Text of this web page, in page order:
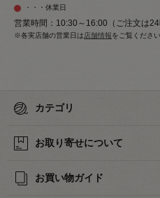
・・・休業日
営業時間：10:30～16:00（ご注文は24
※各実店舗の営業日は店舗情報をご覧ください
カテゴリ
お取り寄せについて
お買い物ガイド